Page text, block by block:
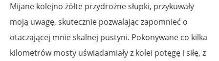
Mijane kolejno żółte przydrożne słupki, przykuwały
moją uwagę, skutecznie pozwalając zapomnieć o
otaczającej mnie skalnej pustyni. Pokonywane co kilka
kilometrów mosty uświadamiały z kolei potęgę i siłę, z